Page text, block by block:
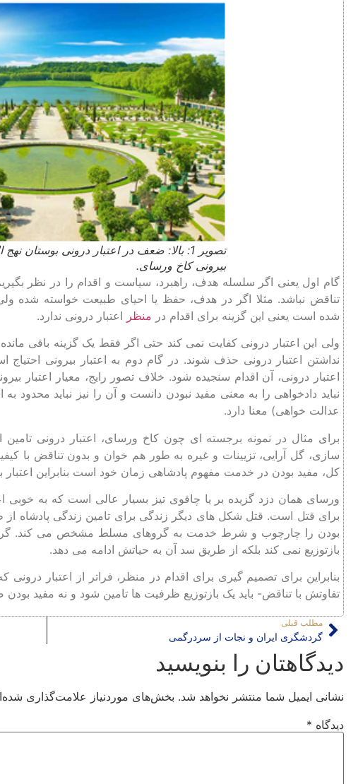
تصویر 1: بالا: ضعف در اعتبار درونی بوستان
بیرونی کاخ ورسای.
گام اول یعنی اگر سلسله هدف، راهبرد، سیاست و اقدام را در نظر
تناقض نباشد. مثلا اگر در هدف، حفظ یا احیای طبیعت خواسته شده
شده است یعنی این گزینه برای اقدام در منظر اعتبار درونی ندارد.
ولی این اعتبار درونی کفایت نمی کند حتی اگر فقط یک گزینه باقی
نداشتن اعتبار درونی حذف شوند. در گام دوم به اعتبار بیرونی احتیاج
اعتبار درونی، آن اقدام سنجیده شود. خلاف تصور رایج، معیار اعتبار
نباید دادخواهی را به معنی مفید نبودن دانست و آن را نیز نباید محدود
عدالت خواهی) معنا دارد.
برای مثال در نمونه برجسته ای چون کاخ ورسای، اعتبار درونی
سازی، گل آرایی، تزیینات و غیره به طور هم خوان و بدون تناقض با
کل، مفید بودن در خدمت مفهوم پادشاهی زمان خود است بنابراین اعتبار
ورسای همان دزد گزیده بر یا چاقوی تیز بسیار عالی است که به خوبی
برای قتل است. قتل شکل های دیگر زندگی برای تامین زندگی پادشاه از
بودن را چارچوب و شرط خدمت به گروهای مسلط مشخص می کند.
بازتوزیع نمی کند بلکه از طریق سد آن به حیاتش ادامه می دهد.
بنابراین برای تصمیم گیری برای اقدام در منظر، فراتر از اعتبار
تفاوتش با تناقض- باید یک بازتوزیع ظرفیت ها تامین شود و نه مفید
مطلب قبلی
گردشگری ایران و نجات از سردرگمی
دیدگاهتان را بنویسید
نشانی ایمیل شما منتشر نخواهد شد. بخش‌های موردنیاز علامت‌گذاری
دیدگاه *